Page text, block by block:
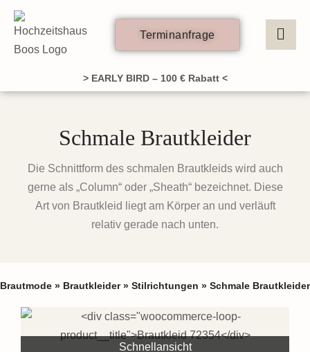
Zum
Inhalt
springen
Terminanfrage
> EARLY BIRD – 100 € Rabatt <
Schmale Brautkleider
Die Schnittform des schmalen Brautkleids wird auch
gerne als „Column“ oder „Sheath“ bezeichnet. Diese
Art von Brautkleid liegt am Körper an und verläuft
relativ gerade nach unten.
Brautmode » Brautkleider» Stilrichtungen » Schmale Brautkleider
Schnellansicht